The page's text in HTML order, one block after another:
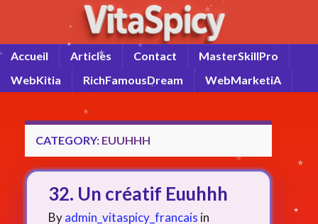
Accueil Articles Contact
MasterSkillPro
WebKitia
RichFamousDream WebMarketiA
CATEGORY: EUUHHH
32. Un créatif Euuhhh
Byadmin_vitaspicy_francais in